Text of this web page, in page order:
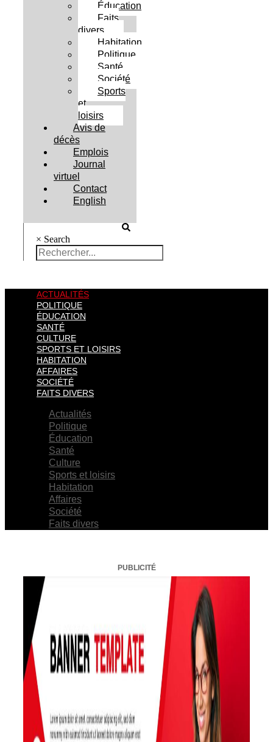
Éducation
Faits
divers
Habitation
Politique
Santé
Société
Sports
et
loisirs
Avis de
décès
Emplois
Journal
virtuel
Contact
English
× Search
ACTUALITÉS
POLITIQUE
ÉDUCATION
SANTÉ
CULTURE
SPORTS ET LOISIRS
HABITATION
AFFAIRES
SOCIÉTÉ
FAITS DIVERS
Actualités
Politique
Éducation
Santé
Culture
Sports et loisirs
Habitation
Affaires
Société
Faits divers
PUBLICITÉ